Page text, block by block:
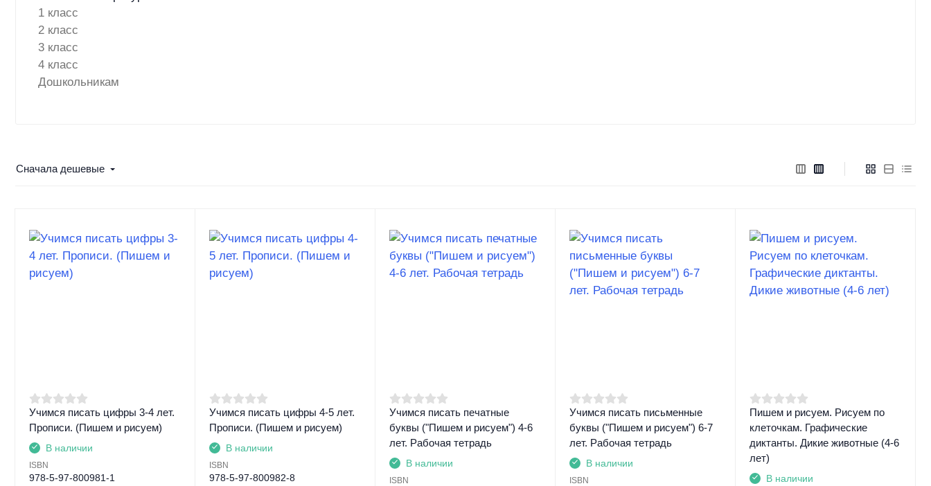
1 класс
2 класс
3 класс
4 класс
Дошкольникам
Сначала дешевые
Учимся писать цифры 3-4 лет.
Прописи. (Пишем и рисуем)
В наличии
ISBN
978-5-97-800981-1
Учимся писать цифры 4-5 лет.
Прописи. (Пишем и рисуем)
В наличии
ISBN
978-5-97-800982-8
Учимся писать печатные
буквы ("Пишем и рисуем") 4-6
лет. Рабочая тетрадь
В наличии
ISBN
Учимся писать письменные
буквы ("Пишем и рисуем") 6-7
лет. Рабочая тетрадь
В наличии
ISBN
Пишем и рисуем. Рисуем по
клеточкам. Графические
диктанты. Дикие животные (4-6
лет)
В наличии